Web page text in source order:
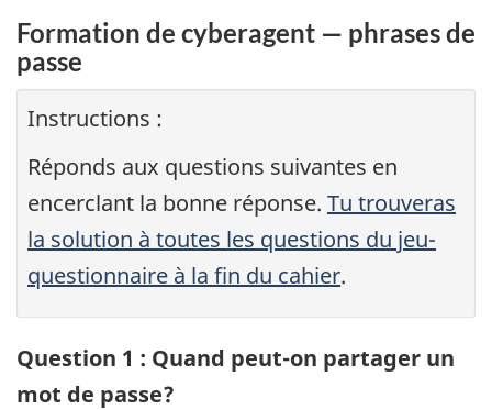
Formation de cyberagent — phrases de
passe
Instructions :
Réponds aux questions suivantes en
encerclant la bonne réponse. Tu trouveras
la solution à toutes les questions du jeu-
questionnaire à la fin du cahier.
Question 1 : Quand peut-on partager un
mot de passe?